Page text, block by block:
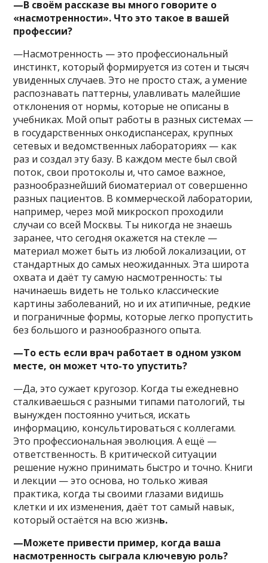
—В своём рассказе вы много говорите о
«насмотренности». Что это такое в вашей
профессии?
—Насмотренность — это профессиональный
инстинкт, который формируется из сотен и тысяч
увиденных случаев. Это не просто стаж, а умение
распознавать паттерны, улавливать малейшие
отклонения от нормы, которые не описаны в
учебниках. Мой опыт работы в разных системах —
в государственных онкодиспансерах, крупных
сетевых и ведомственных лабораториях — как
раз и создал эту базу. В каждом месте был свой
поток, свои протоколы и, что самое важное,
разнообразнейший биоматериал от совершенно
разных пациентов. В коммерческой лаборатории,
например, через мой микроскоп проходили
случаи со всей Москвы. Ты никогда не знаешь
заранее, что сегодня окажется на стекле —
материал может быть из любой локализации, от
стандартных до самых неожиданных. Эта широта
охвата и даёт ту самую насмотренность: ты
начинаешь видеть не только классические
картины заболеваний, но и их атипичные, редкие
и пограничные формы, которые легко пропустить
без большого и разнообразного опыта.
—То есть если врач работает в одном узком
месте, он может что-то упустить?
—Да, это сужает кругозор. Когда ты ежедневно
сталкиваешься с разными типами патологий, ты
вынужден постоянно учиться, искать
информацию, консультироваться с коллегами.
Это профессиональная эволюция. А ещё —
ответственность. В критической ситуации
решение нужно принимать быстро и точно. Книги
и лекции — это основа, но только живая
практика, когда ты своими глазами видишь
клетки и их изменения, даёт тот самый навык,
который остаётся на всю жизнь.
—Можете привести пример, когда ваша
насмотренность сыграла ключевую роль?